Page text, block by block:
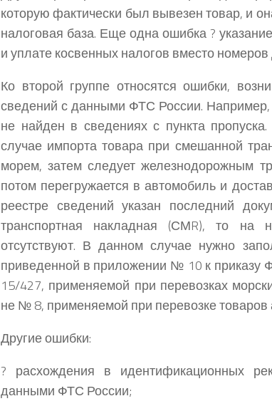
которую фактически был вывезен товар, и
налоговая база. Еще одна ошибка ?
и уплате косвенных налогов вместо
Ко второй группе относятся ошибки,
сведений с данными ФТС России.
не найден в сведениях с пункта
случае импорта товара при смешанной
морем, затем следует железнодорожным
потом перегружается в автомобиль и
реестре сведений указан последний
транспортная накладная (СМR), то на
отсутствуют. В данном случае нужно
приведенной в приложении № 10 к
15/427, применяемой при перевозках
не № 8, применяемой при перевозке
Другие ошибки:
? расхождения в идентификационных
данными ФТС России;